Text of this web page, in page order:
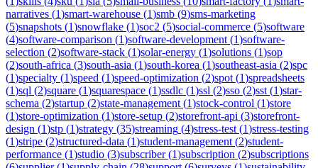
narratives (1)smart-warehouse (1)smb (9)sms-marketing
(5)snapshots (1)snowflake (1)soc2 (5)social-commerce (5)software
(4)software-comparison (1)software-development (1)software-
selection (2)software-stack (1)solar-energy (1)solutions (1)sop
(2)south-africa (3)south-asia (1)south-korea (1)southeast-asia (2)spc
(1)specialty (1)speed (1)speed-optimization (2)spot (1)spreadsheets
(1)sql (2)square (1)squarespace (1)ssdlc (1)ssl (2)sso (2)sst (1)star-
schema (2)startup (2)state-management (1)stock-control (1)store
(1)store-optimization (1)store-setup (2)storefront-api (3)storefront-
design (1)stp (1)strategy (35)streaming (4)stress-test (1)stress-testing
(1)stripe (2)structured-data (1)student-management (2)student-
performance (1)studio (3)subscriber(1)subscription (2)subscriptions